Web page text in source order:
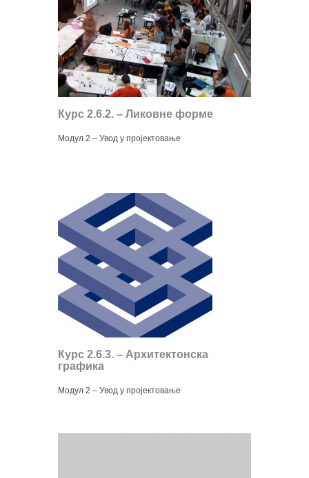
Курс 2.6.2. – Ликовне форме
Модул 2 – Увод у пројектовање
Курс 2.6.3. – Архитектонска
графика
Модул 2 – Увод у пројектовање